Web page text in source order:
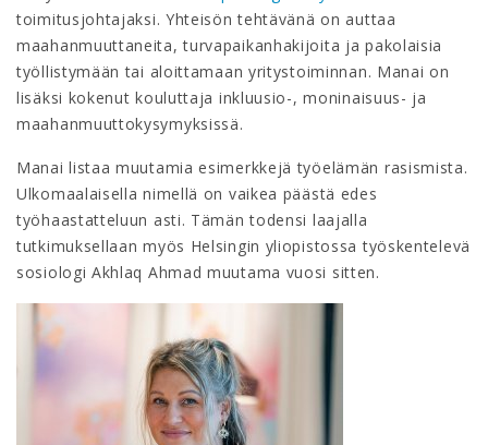
toimitusjohtajaksi. Yhteisön tehtävänä on auttaa
maahanmuuttaneita, turvapaikanhakijoita ja pakolaisia
työllistymään tai aloittamaan yritystoiminnan. Manai on
lisäksi kokenut kouluttaja inkluusio-, moninaisuus- ja
maahanmuuttokysymyksissä.
Manai listaa muutamia esimerkkejä työelämän rasismista.
Ulkomaalaisella nimellä on vaikea päästä edes
työhaastatteluun asti. Tämän todensi laajalla
tutkimuksellaan myös Helsingin yliopistossa työskentelevä
sosiologi Akhlaq Ahmad muutama vuosi sitten.